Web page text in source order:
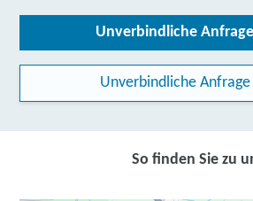
Unverbindliche
Unverbindliche
So finden Sie zu